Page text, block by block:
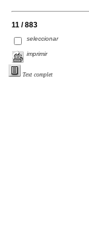
11 / 883
seleccionar
imprimir
Text complet